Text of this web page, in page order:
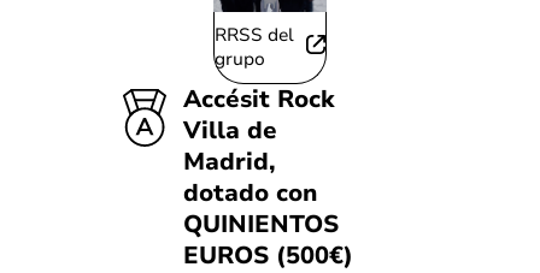
RRSS del
grupo
Accésit Rock
Villa de
Madrid,
dotado con
QUINIENTOS
EUROS (500€)